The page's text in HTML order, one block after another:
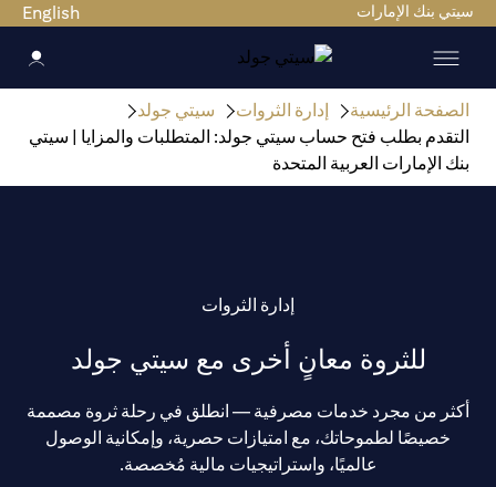
سيتي بنك الإمارات English
الصفحة الرئيسية إدارة الثروات
سيتي جولد
التقدم بطلب فتح حساب سيتي جولد: المتطلبات والمزايا | سيتي
بنك الإمارات العربية المتحدة
إدارة الثروات
للثروة معانٍ أخرى مع سيتي جولد
أكثر من مجرد خدمات مصرفية — انطلق في رحلة ثروة مصممة
خصيصًا لطموحاتك، مع امتيازات حصرية، وإمكانية الوصول
عالميًا، واستراتيجيات مالية مُخصصة.